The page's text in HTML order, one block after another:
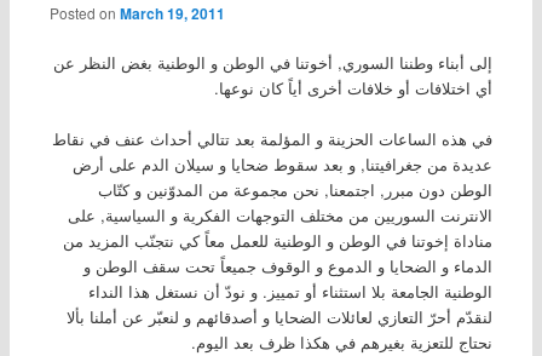
Posted on March 19, 2011
إلى أبناء وطننا السوري, أخوتنا في الوطن و الوطنية بغض النظر عن
أي اختلافات أو خلافات أخرى أياً كان نوعها.
في هذه الساعات الحزينة و المؤلمة بعد تتالي أحداث عنف في نقاط
عديدة من جغرافيتنا, و بعد سقوط ضحايا و سيلان الدم على أرض
الوطن دون مبرر, اجتمعنا, نحن مجموعة من المدوّنين و كتّاب
اﻻنترنت السوريين من مختلف التوجهات الفكرية و السياسية, على
مناداة إخوتنا في الوطن و الوطنية للعمل معاً كي نتجنّب المزيد من
الدماء و الضحايا و الدموع و الوقوف جميعاً تحت سقف الوطن و
الوطنية الجامعة بلا استثناء أو تمييز. و نودّ أن نستغل هذا النداء
لنقدّم أحرّ التعازي لعائلات الضحايا و أصدقائهم و لنعبّر عن أملنا بألا
نحتاج للتعزية بغيرهم في هكذا ظرف بعد اليوم.